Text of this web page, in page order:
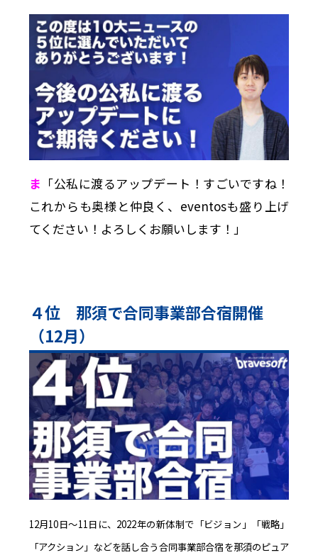
ま 「公私に渡るアップデート！すごいですね！
これからも奥様と仲良く、eventosも盛り上げ
てください！よろしくお願いします！」
４位 那須で合同事業部合宿開催
（12月）
12月10日〜11日に、2022年の新体制で「ビジョン」「戦略」
「アクション」などを話し合う合同事業部合宿を那須のピュア